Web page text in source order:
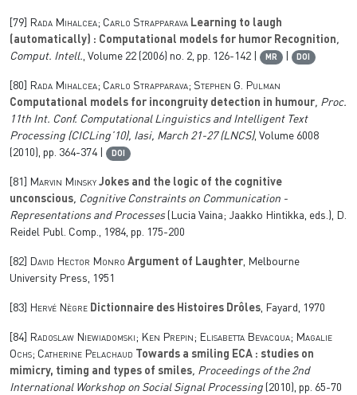
[79] Rada Mihalcea; Carlo Strapparava Learning to laugh
(automatically) : Computational models for humor Recognition,
Comput. Intell., Volume 22 (2006) no. 2, pp. 126-142 | MR | DOI
[80]
Rada Mihalcea; Carlo Strapparava; Stephen G. Pulman
Computational models for incongruity detection in humour, Proc.
11th Int. Conf. Computational Linguistics and Intelligent Text
Processing (CICLing’10), Iasi, March 21-27(LNCS), Volume 6008
(2010), pp. 364-374 |
DOI
[81] Marvin Minsky Jokes and the logic of the cognitive
unconscious, Cognitive Constraints on Communication -
Representations and Processes(Lucia Vaina; Jaakko Hintikka, eds.), D.
Reidel Publ. Comp., 1984, pp. 175-200
[82] David Hector Monro Argument of Laughter, Melbourne
University Press, 1951
[83] Hervé Nègre Dictionnaire des Histoires Drôles, Fayard, 1970
[84]
Radoslaw Niewiadomski; Ken Prepin; Elisabetta Bevacqua; Magalie
Ochs; Catherine Pelachaud Towards a smiling ECA : studies on
mimicry, timing and types of smiles, Proceedings of the 2nd
International Workshop on Social Signal Processing (2010), pp. 65-70